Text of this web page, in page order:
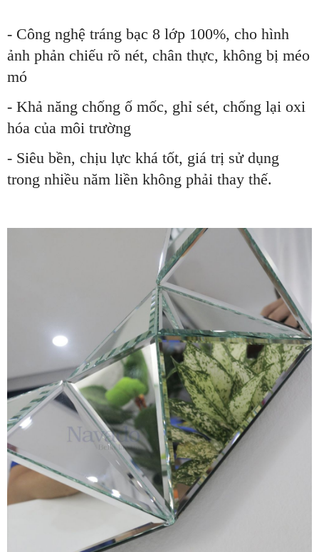
- Công nghệ tráng bạc 8 lớp 100%, cho hình
ảnh phản chiếu rõ nét, chân thực, không bị méo
mó
- Khả năng chống ố mốc, ghỉ sét, chống lại oxi
hóa của môi trường
- Siêu bền, chịu lực khá tốt, giá trị sử dụng
trong nhiều năm liền không phải thay thế.